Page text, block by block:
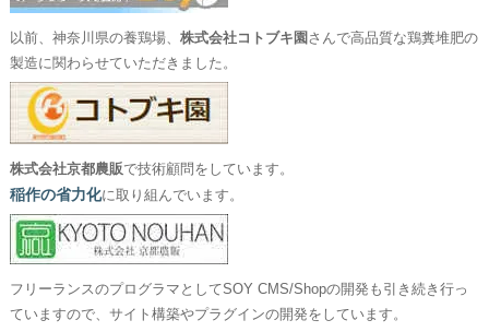
以前、神奈川県の養鶏場、 株式会社コトブキ園 さんで高品質な鶏糞堆肥の
製造に関わらせていただきました。
株式会社京都農販で技術顧問をしています。
稲作の省力化に取り組んでいます。
フリーランスのプログラマとしてSOY CMS/Shopの開発も引き続き行っ
ていますので、サイト構築やプラグインの開発をしています。